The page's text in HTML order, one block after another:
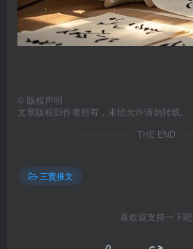
© 版权声明
文章版权归作者所有，未经允许请勿转载。
THE END
三贤推文
喜欢就支持一下吧